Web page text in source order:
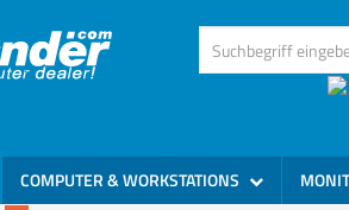
COMPUTER & WORKSTATIONS